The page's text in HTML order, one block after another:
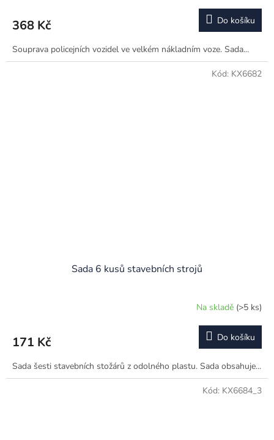
368 Kč Do košíku
Souprava policejních vozidel ve velkém nákladním voze. Sada...
Sada 6 kusů stavebních strojů
Na skladě (>5 ks)
171 Kč Do košíku
Sada šesti stavebních stožárů z odolného plastu. Sada obsahuje...
Kód: KX6682
Kód: KX6684_3